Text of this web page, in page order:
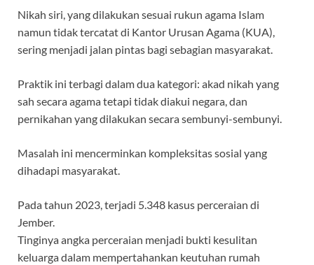
Nikah siri, yang dilakukan sesuai rukun agama Islam
namun tidak tercatat di Kantor Urusan Agama (KUA),
sering menjadi jalan pintas bagi sebagian masyarakat.
Praktik ini terbagi dalam dua kategori: akad nikah yang
sah secara agama tetapi tidak diakui negara, dan
pernikahan yang dilakukan secara sembunyi-sembunyi.
Masalah ini mencerminkan kompleksitas sosial yang
dihadapi masyarakat.
Pada tahun 2023, terjadi 5.348 kasus perceraian di
Jember.
Tinginya angka perceraian menjadi bukti kesulitan
keluarga dalam mempertahankan keutuhan rumah